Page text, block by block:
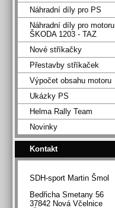
Náhradní díly pro PS
Náhradní díly pro motoru
ŠKODA 1203 - TAZ
Nové stříkačky
Přestavby stříkaček
Výpočet obsahu motoru
Ukázky PS
Helma Rally Team
Novinky
Kontakt
SDH-sport Martin Šmol
Bedřicha Smetany 56
37842 Nová Včelnice